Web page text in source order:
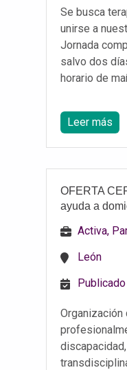
Se busca
unirse a
Jornada
salvo dos
horario de
Leer más
OFERTA
ayuda a
Activa,
León
Organización